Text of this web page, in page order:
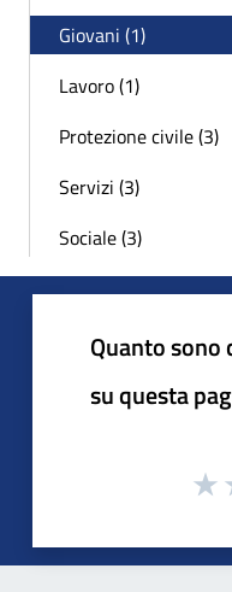
Giovani (1)
Lavoro (1)
Protezione civile (3)
Servizi (3)
Sociale (3)
Quanto
su questa